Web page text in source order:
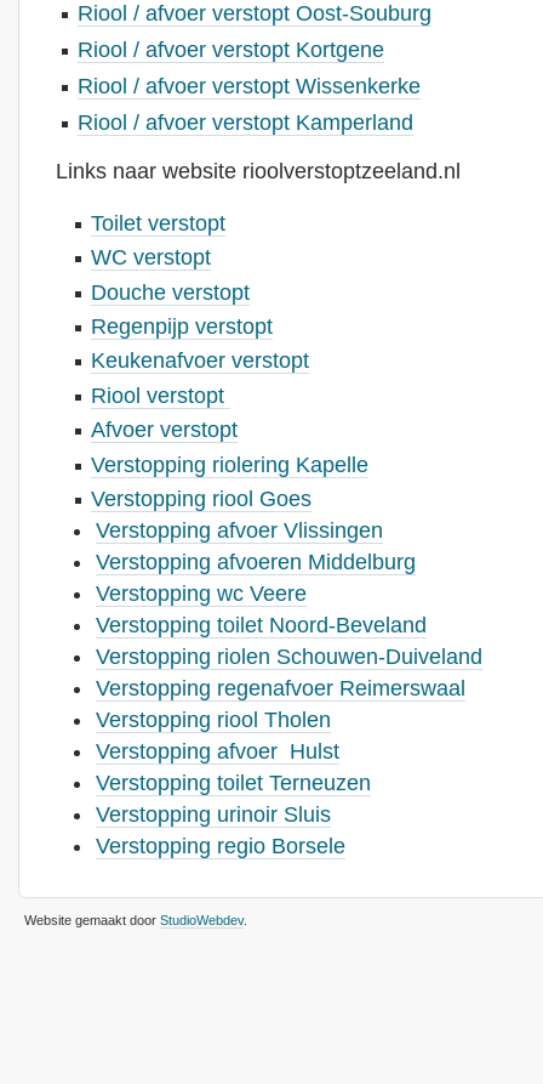
Riool / afvoer verstopt Oost-Souburg
Riool / afvoer verstopt Kortgene
Riool / afvoer verstopt Wissenkerke
Riool / afvoer verstopt Kamperland
Links naar website rioolverstoptzeeland.nl
Toilet verstopt
WC verstopt
Douche verstopt
Regenpijp verstopt
Keukenafvoer verstopt
Riool verstopt
Afvoer verstopt
Verstopping riolering Kapelle
Verstopping riool Goes
Verstopping afvoer Vlissingen
Verstopping afvoeren Middelburg
Verstopping wc Veere
Verstopping toilet Noord-Beveland
Verstopping riolen Schouwen-Duiveland
Verstopping regenafvoer Reimerswaal
Verstopping riool Tholen
Verstopping afvoer Hulst
Verstopping toilet Terneuzen
Verstopping urinoir Sluis
Verstopping regio Borsele
Website gemaakt door StudioWebdev.